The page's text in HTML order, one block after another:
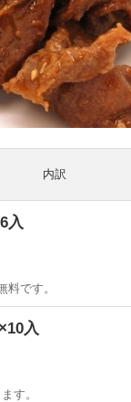
内訳
入
料です。
入
す。